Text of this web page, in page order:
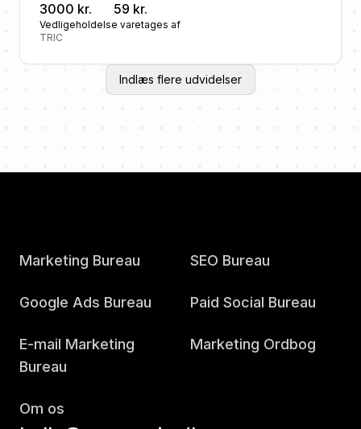
3000 kr. 59 kr.
Vedligeholdelse varetages af
TRIC
Indlæs flere udvidelser
Marketing Bureau SEO Bureau
Google Ads Bureau Paid Social Bureau
E-mail Marketing
Bureau
Marketing Ordbog
Om os